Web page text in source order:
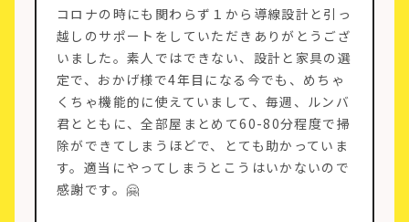
コロナの時にも関わらず１から導線設計と引っ
越しのサポートをしていただきありがとうござ
いました。素人ではできない、設計と家具の選
定で、おかげ様で4年目になる今でも、めちゃ
くちゃ機能的に使えていまして、毎週、ルンバ
君とともに、全部屋まとめて60-80分程度で掃
除ができてしまうほどで、とても助かっていま
す。適当にやってしまうとこうはいかないので
感謝です。🤗